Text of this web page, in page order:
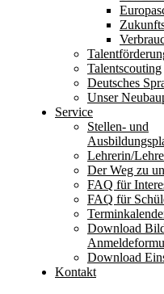
Talentscouting
Deutsches
Unser
Service
Stellen- und
Lehrerin/
Der Weg zu
FAQ für
FAQ für
Download
Download
Kontakt